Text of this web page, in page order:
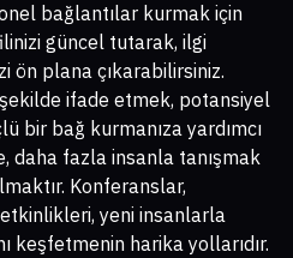
bağlantılar kurmak için
güncel tutarak, ilgi
ön plana çıkarabilirsiniz.
ifade etmek, potansiyel
bir bağ kurmanıza yardımcı
daha fazla insanla tanışmak
Konferanslar,
yeni insanlarla
keşfetmenin harika yollarıdır.